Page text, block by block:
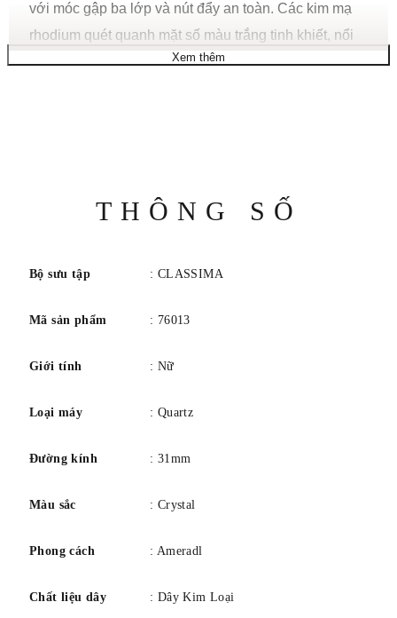
với móc gập ba lớp và nút đẩy an toàn. Các kim mạ
rhodium quét quanh mặt số màu trắng tinh khiết, nổi
bật với các chữ số La Mã cổ điển và ô lịch ngày ở vị
Chức năng: Ngày
SỰ CHUYỂN ĐỘNG
Ký hiệu bộ máy: Thạch anh
Đường kính: 31 mm
Chất liệu: Thép
Loại pha lê: Sapphire
Xem thêm
THÔNG SỐ
Bộ sưu tập : CLASSIMA
Mã sản phẩm : 76013
Giới tính : Nữ
Loại máy : Quartz
Đường kính : 31mm
Màu sắc : Crystal
Phong cách : Ameradl
Chất liệu dây : Dây Kim Loại